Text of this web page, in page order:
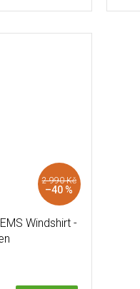
2 990 Kč
–40 %
Windshirt -